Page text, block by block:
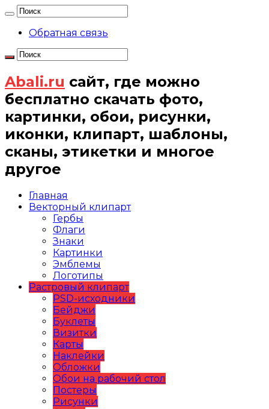
Обратная связь
Abali.ru сайт, где можно
бесплатно скачать фото,
картинки, обои, рисунки,
иконки, клипарт, шаблоны,
сканы, этикетки и многое
другое
Главная
Векторный клипарт
Гербы
Флаги
Знаки
Картинки
Эмблемы
Логотипы
Растровый клипарт
PSD-исходники
Бейджи
Буклеты
Визитки
Карты
Наклейки
Обложки
Обои на рабочий стол
Постеры
Рисунки